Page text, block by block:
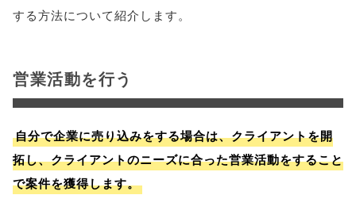
する方法について紹介します。
営業活動を行う
自分で企業に売り込みをする場合は、クライアントを開
拓し、クライアントのニーズに合った営業活動をすること
で案件を獲得します。